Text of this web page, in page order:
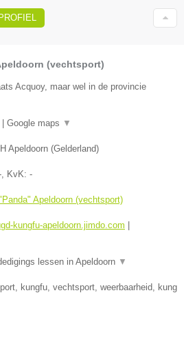
(vechtsport)
Acquoy, maar wel in de provincie
Google maps ▼
Apeldoorn (Gelderland)
, KvK: -
Apeldoorn (vechtsport)
kungfu-apeldoorn.jimdo.com
lessen in Apeldoorn ▼
kungfu, vechtsport, weerbaarheid, kung